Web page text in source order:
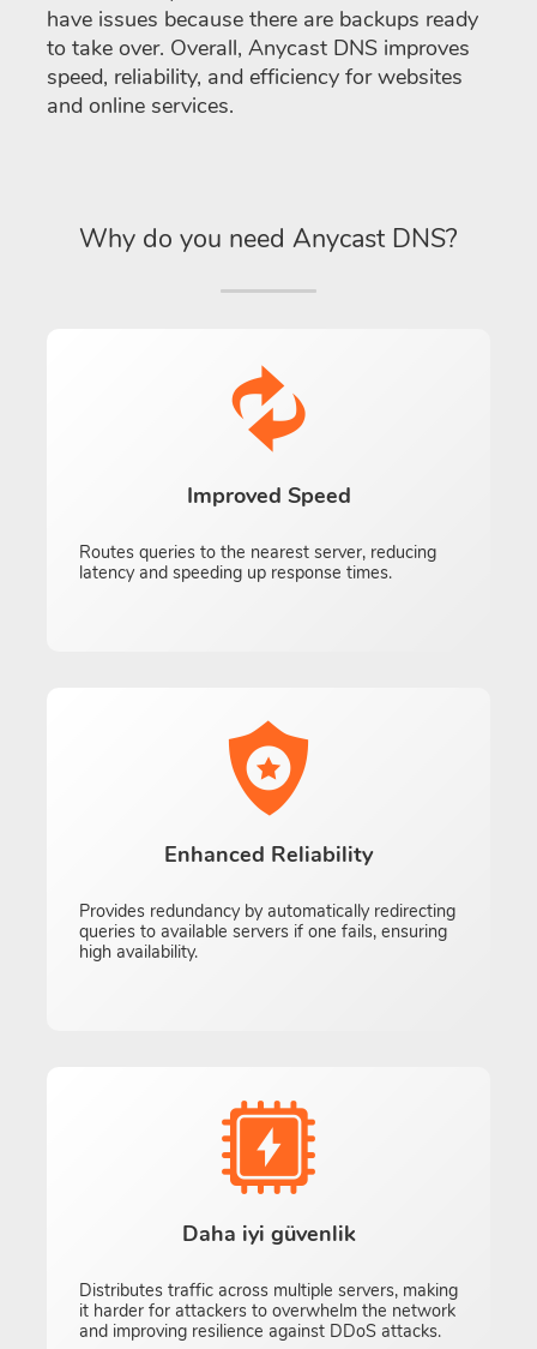
have issues because there are backups ready
to take over. Overall, Anycast DNS improves
speed, reliability, and efficiency for websites
and online services.
Why do you need Anycast DNS?
Improved Speed
Routes queries to the nearest server, reducing
latency and speeding up response times.
Enhanced Reliability
Provides redundancy by automatically redirecting
queries to available servers if one fails, ensuring
high availability.
Daha iyi güvenlik
Distributes traffic across multiple servers, making
it harder for attackers to overwhelm the network
and improving resilience against DDoS attacks.